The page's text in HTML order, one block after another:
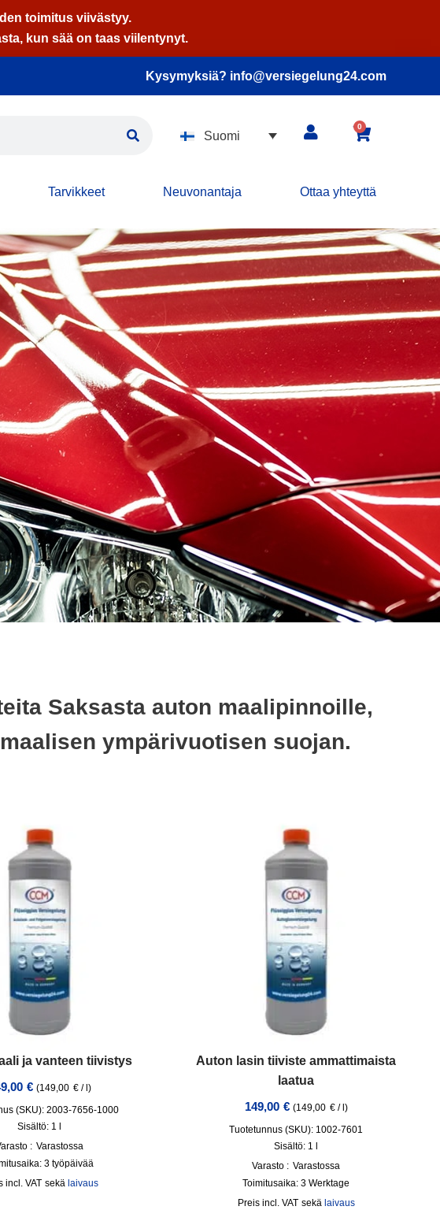
toimitus viivästyy.
kun sää on taas viilentynyt.
Kysymyksiä? info@versiegelung24.com
Suomi
0
Tarvikkeet Neuvonantaja Ottaa yhteyttä
Saksasta auton maalipinnoille,
ympärivuotisen suojan.
ja vanteen tiivistys
€ (149,00 €/l)
(SKU): 2003-7656-1000
Sisältö: 1
: Varastossa
3 työpäivää
incl. VAT sekä laivaus
Auton lasin tiiviste ammattimaista
laatua
149,00 € (149,00 €/l)
Tuotetunnus (SKU): 1002-7601
Sisältö: 1
Varasto : Varastossa
Toimitusaika:3 Werktage
incl. VAT sekä laivaus